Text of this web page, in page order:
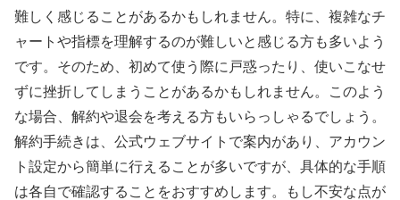
難しく感じることがあるかもしれません。特に、複雑なチ
ャートや指標を理解するのが難しいと感じる方も多いよう
です。そのため、初めて使う際に戸惑ったり、使いこなせ
ずに挫折してしまうことがあるかもしれません。このよう
な場合、解約や退会を考える方もいらっしゃるでしょう。
解約手続きは、公式ウェブサイトで案内があり、アカウン
ト設定から簡単に行えることが多いですが、具体的な手順
は各自で確認することをおすすめします。もし不安な点が